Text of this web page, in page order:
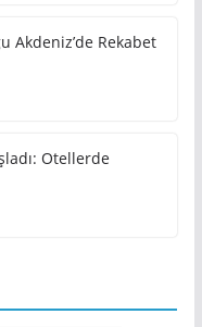
Akdeniz’de Rekabet
Otellerde